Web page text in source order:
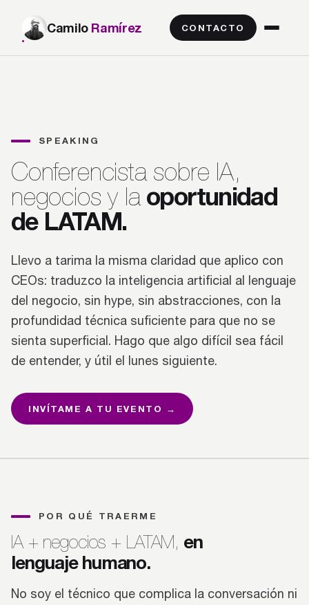
Camilo Ramírez CONTACTO
SPEAKING
Conferencista sobre IA,
negocios y la oportunidad
de LATAM.
Llevo a tarima la misma claridad que aplico con
CEOs: traduzco la inteligencia artificial al lenguaje
del negocio, sin hype, sin abstracciones, con la
profundidad técnica suficiente para que no se
sienta superficial. Hago que algo difícil sea fácil
de entender, y útil el lunes siguiente.
INVÍTAME A TU EVENTO →
POR QUÉ TRAERME
IA + negocios + LATAM, en
lenguaje humano.
No soy el técnico que complica la conversación ni